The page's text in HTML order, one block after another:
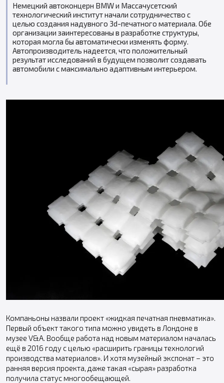
Немецкий автоконцерн BMW и Массачусетский
технологический институт начали сотрудничество с
целью создания надувного 3d-печатного материала. Обе
организации заинтересованы в разработке структуры,
которая могла бы автоматически изменять форму.
Автопроизводитель надеется, что положительный
результат исследований в будущем позволит создавать
автомобили с максимально адаптивным интерьером.
Компаньоны назвали проект «жидкая печатная пневматика».
Первый объект такого типа можно увидеть в Лондоне в
музее V&A. Вообще работа над новым материалом началась
ещё в 2016 году с целью «расширить границы технологий
производства материалов». И хотя музейный экспонат – это
ранняя версия проекта, даже такая «сырая» разработка
получила статус многообещающей.